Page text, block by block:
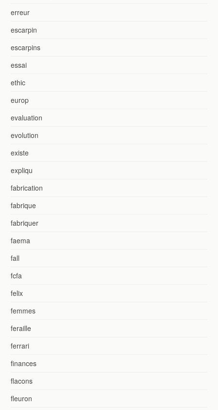
erreur
escarpin
escarpins
essai
ethic
europ
evaluation
evolution
existe
expliqu
fabrication
fabrique
fabriquer
faema
fall
fcfa
felix
femmes
feraille
ferrari
finances
flacons
fleuron